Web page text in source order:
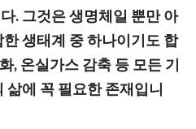
. 그것은 생명체일 뿐만 아
생태계 중 하나이기도 합
, 온실가스 감축 등 모든 기
에 꼭 필요한 존재입니